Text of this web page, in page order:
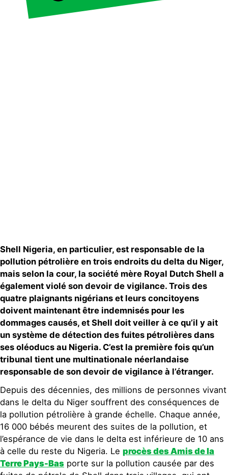
Shell Nigeria, en particulier, est responsable de la
pollution pétrolière en trois endroits du delta du Niger,
mais selon la cour, la société mère Royal Dutch Shell a
également violé son devoir de vigilance. Trois des
quatre plaignants nigérians et leurs concitoyens
doivent maintenant être indemnisés pour les
dommages causés, et Shell doit veiller à ce qu’il y ait
un système de détection des fuites pétrolières dans
ses oléoducs au Nigeria. C’est la première fois qu’un
tribunal tient une multinationale néerlandaise
responsable de son devoir de vigilance à l’étranger.
Depuis des décennies, des millions de personnes vivant
dans le delta du Niger souffrent des conséquences de
la pollution pétrolière à grande échelle. Chaque année,
16 000 bébés meurent des suites de la pollution, et
l’espérance de vie dans le delta est inférieure de 10 ans
à celle du reste du Nigeria. Le procès des Amis de la
Terre Pays-Bas porte sur la pollution causée par des